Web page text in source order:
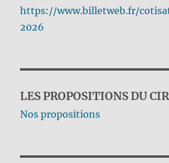
https://www.billetweb.fr/
2026
LES PROPOSITIONS DU
Nos propositions